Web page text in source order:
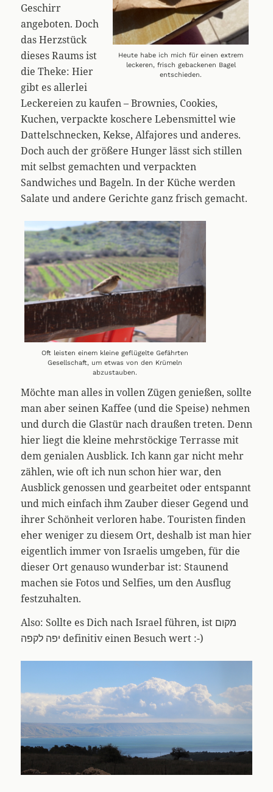
Heute habe ich mich für einen extrem
leckeren, frisch gebackenen Bagel
entschieden.
Geschirr
angeboten. Doch
das Herzstück
dieses Raums ist
die Theke: Hier
gibt es allerlei
Leckereien zu kaufen – Brownies, Cookies,
Kuchen, verpackte koschere Lebensmittel wie
Dattelschnecken, Kekse, Alfajores und anderes.
Doch auch der größere Hunger lässt sich stillen
mit selbst gemachten und verpackten
Sandwiches und Bageln. In der Küche werden
Salate und andere Gerichte ganz frisch gemacht.
Oft leisten einem kleine geflügelte Gefährten
Gesellschaft, um etwas von den Krümeln
abzustauben.
Möchte man alles in vollen Zügen genießen, sollte
man aber seinen Kaffee (und die Speise) nehmen
und durch die Glastür nach draußen treten. Denn
hier liegt die kleine mehrstöckige Terrasse mit
dem genialen Ausblick. Ich kann gar nicht mehr
zählen, wie oft ich nun schon hier war, den
Ausblick genossen und gearbeitet oder entspannt
und mich einfach ihm Zauber dieser Gegend und
ihrer Schönheit verloren habe. Touristen finden
eher weniger zu diesem Ort, deshalb ist man hier
eigentlich immer von Israelis umgeben, für die
dieser Ort genauso wunderbar ist: Staunend
machen sie Fotos und Selfies, um den Ausflug
festzuhalten.
Also: Sollte es Dich nach Israel führen, ist מקום
יפה לקפה definitiv einen Besuch wert :-)